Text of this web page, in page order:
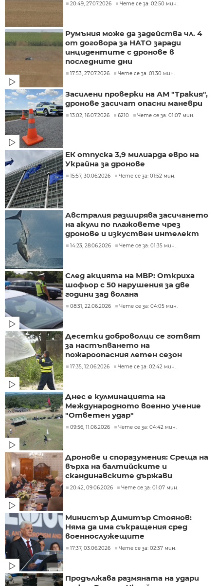
20:49, 27.07.2026 Чете се за: 02:50 мин.
Румъния може да задейства чл. 4
от договора за НАТО заради
инцидентите с дронове в
последните дни
17:53, 27.07.2026 Чете се за: 01:30 мин.
Засилени проверки на АМ "Тракия",
дронове засичат опасни маневри
13:02, 16.07.2026 6210 Чете се за: 01:07 мин.
ЕК отпуска 3,9 милиарда евро на
Украйна за дронове
15:57, 30.06.2026 Чете се за: 01:52 мин.
Австралия разширява засичането
на акули по плажовете чрез
дронове и изкуствен интелект
14:23, 28.06.2026 Чете се за: 01:35 мин.
След акцията на МВР: Откриха
шофьор с 50 нарушения за две
години зад волана
08:31, 22.06.2026 Чете се за: 04:05 мин.
Десетки доброволци се готвят
за настъпването на
пожароопасния летен сезон
17:35, 12.06.2026 Чете се за: 02:42 мин.
Днес е кулминацията на
Международното военно учение
"Ответен удар"
09:56, 11.06.2026 Чете се за: 04:42 мин.
Дронове и споразумения: Среща на
върха на балтийските и
скандинавските държави
20:42, 09.06.2026 Чете се за: 01:07 мин.
Министър Димитър Стоянов:
Няма да има съкращения сред
военнослужещите
17:37, 03.06.2026 Чете се за: 02:37 мин.
Продължава размяната на удари